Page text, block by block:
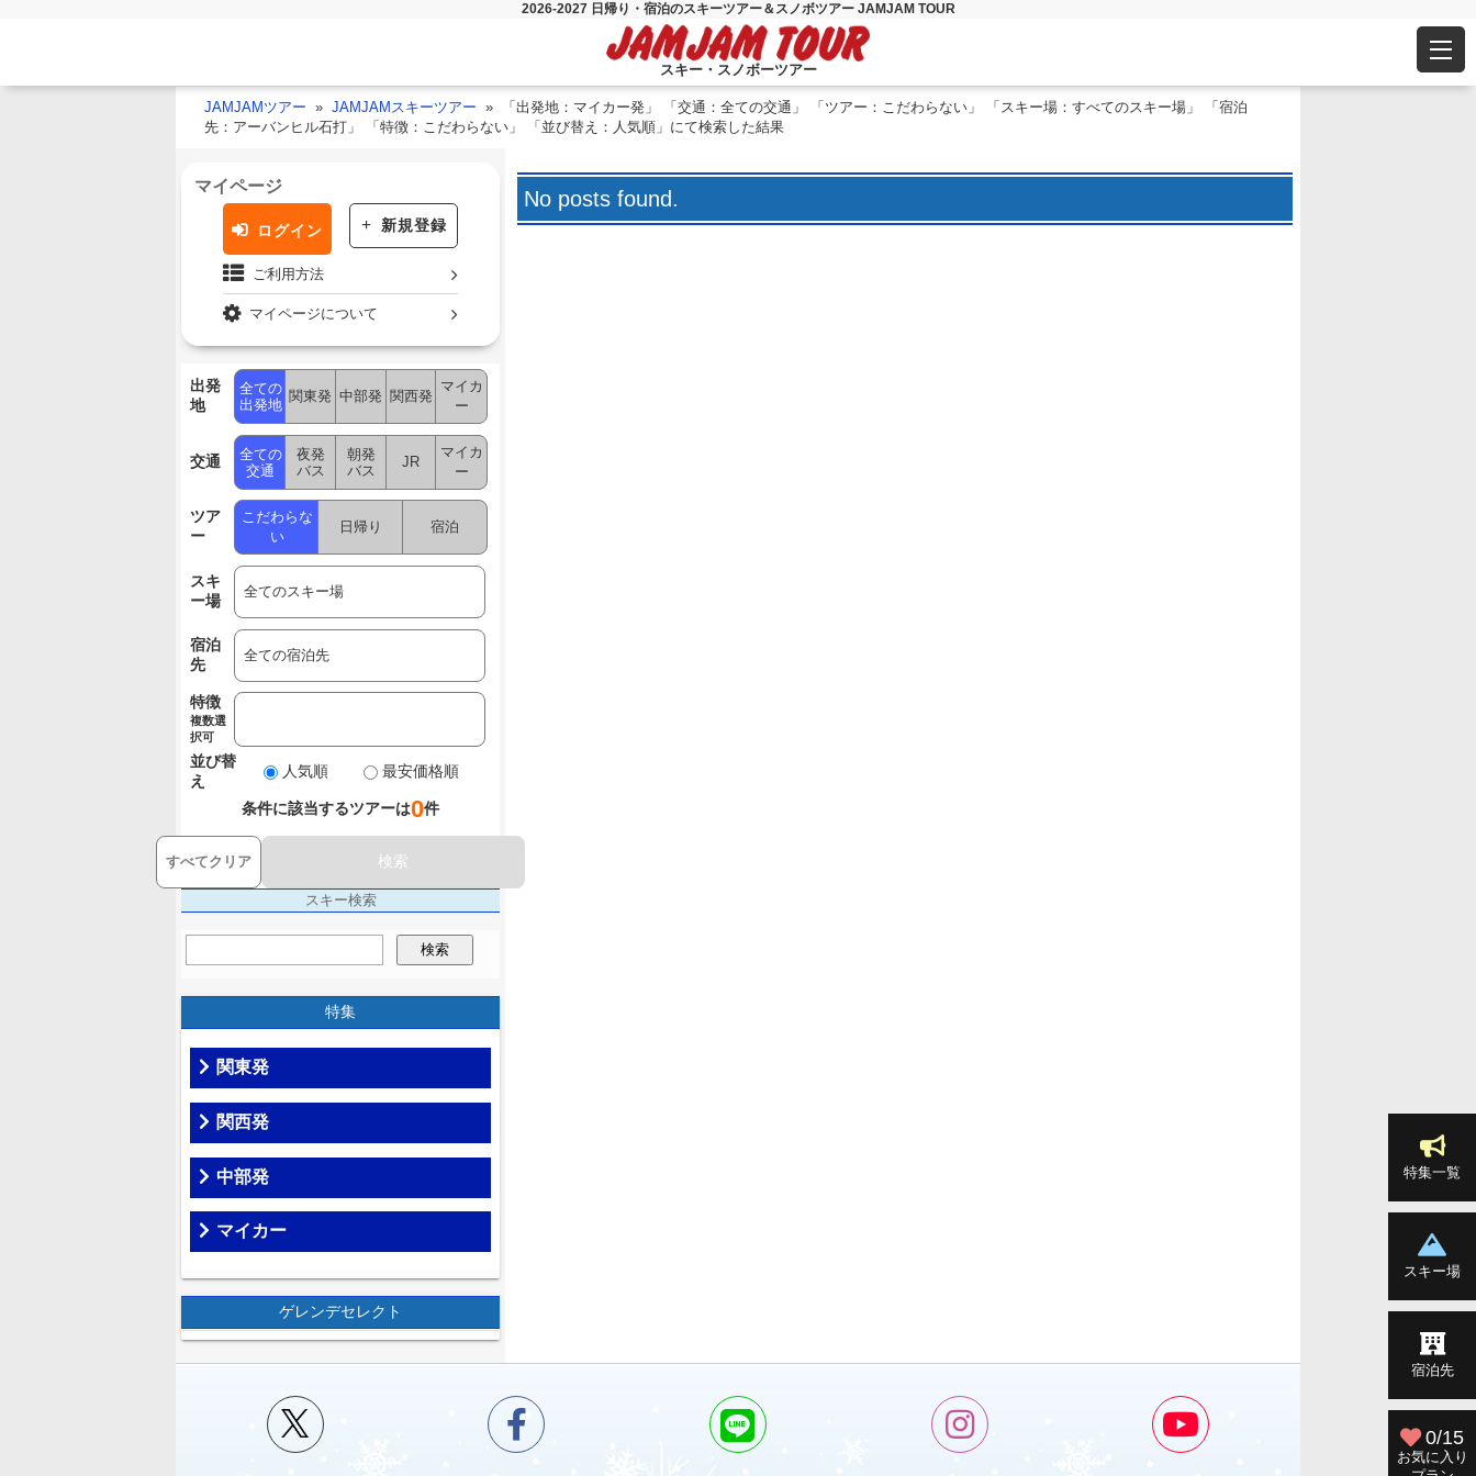
2026-2027 日帰り・宿泊のスキーツアー＆スノボツアー JAMJAM TOUR
スキー・スノボーツアー
JAMJAMツアー JAMJAMスキーツアー
「出発地：マイカー発」 「交通：全ての交通」 「ツアー：こだわらない」 「スキー場：すべてのスキー場」 「宿泊
先：アーバンヒル石打」 「特徴：こだわらない」 「並び替え：人気順」にて検索した結果
No posts found.
マイページ
ログイン 新規登録
ご利用方法
マイページについて
出発
地
全ての
出発地
関東発 中部発 関西発
マイカ
ー
交通
全ての
交通
夜発
バス
朝発
バス
JR
マイカ
ー
ツア
ー
こだわらな
い
日帰り 宿泊
スキ
ー場
宿泊
先
特徴
複数選
択可
並び替
え
人気順 最安価格順
条件に該当するツアーは0件
すべてクリア 検索
スキー検索
検索
特集
関東発
関西発
中部発
マイカー
ゲレンデセレクト
特集一覧
スキー場
宿泊先
0/15
お気に入り